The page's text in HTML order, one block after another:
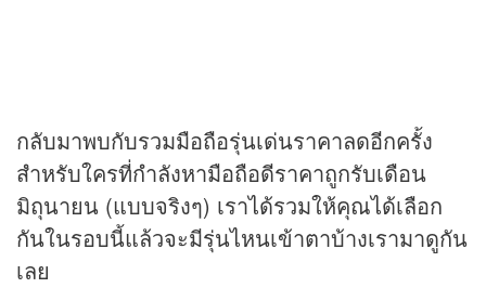
กลับมาพบกับรวมมือถือรุ่นเด่นราคาลดอีกครั้ง
สำหรับใครที่กำลังหามือถือดีราคาถูกรับเดือน
มิถุนายน (แบบจริงๆ) เราได้รวมให้คุณได้เลือก
กันในรอบนี้แล้วจะมีรุ่นไหนเข้าตาบ้างเรามาดูกัน
เลย